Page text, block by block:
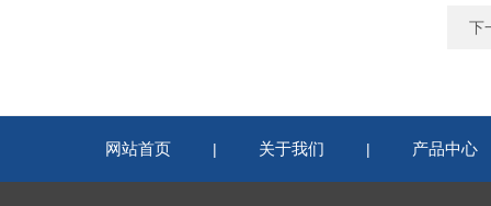
下
网站首页 | 关于我们 | 产品中心